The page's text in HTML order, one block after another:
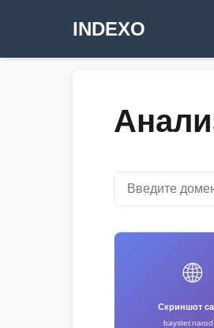
INDEXO
🌐
Скриншот